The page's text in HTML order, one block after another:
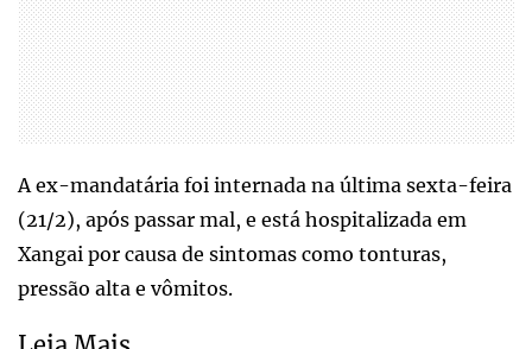
A ex-mandatária foi internada na última sexta-feira
(21/2), após passar mal, e está hospitalizada em
Xangai por causa de sintomas como tonturas,
pressão alta e vômitos.